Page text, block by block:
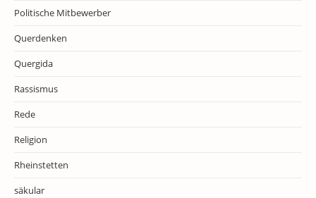
Politische Mitbewerber
Querdenken
Quergida
Rassismus
Rede
Religion
Rheinstetten
säkular